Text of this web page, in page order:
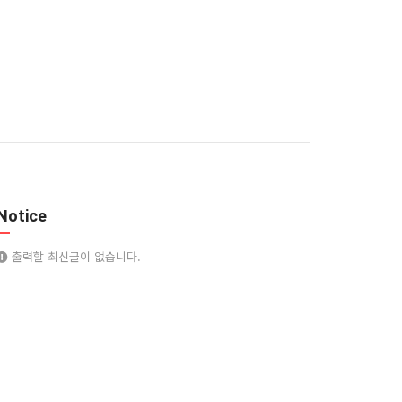
출력할 최신글이 없습니다.